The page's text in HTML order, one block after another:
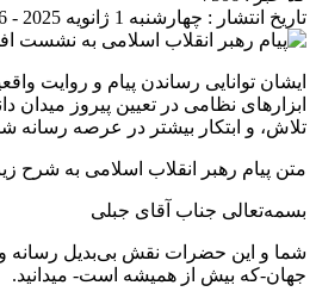
تاریخ انتشار : چهارشنبه 1 ژانویه 2025 - 17:26
ایشان توانایی رساندن پیام و روایت
ابزارهای نظامی در تعیین پیروز میدان
تلاش، و ابتکار بیشتر در عرصه رسانه
متن پیام رهبر انقلاب اسلامی به شرح
بسمه‌تعالی جناب آقای جبلی
شما و این حضرات نقش بی‌بدیل رسانه و
جهان-که بیش از همیشه است- میدانید.